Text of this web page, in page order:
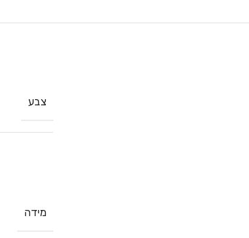
צבע
מידה